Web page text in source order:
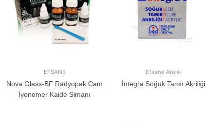
EFSANE
Nova Glass-BF Radyopak Cam
İyonomer Kaide Simanı
Efsane Aralık
İntegra Soğuk Tamir Akriliği